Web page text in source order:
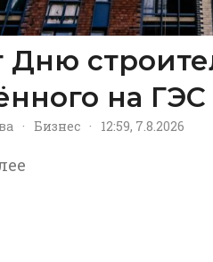
Дню
на ГЭС
· Бизнес · 12:59, 7.8.2026